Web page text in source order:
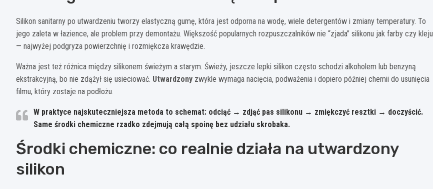
Silikon sanitarny po utwardzeniu tworzy elastyczną gumę, która jest odporna na wodę, wiele detergentów i zmiany temperatury. To
jego zaleta w łazience, ale problem przy demontażu. Większość popularnych rozpuszczalników nie “zjada” silikonu jak farby czy kleju
— najwyżej podgryza powierzchnię i rozmiękcza krawędzie.
Ważna jest też różnica między silikonem świeżym a starym. Świeży, jeszcze lepki silikon często schodzi alkoholem lub benzyną
ekstrakcyjną, bo nie zdążył się usieciować. Utwardzony zwykle wymaga nacięcia, podważenia i dopiero później chemii do usunięcia
filmu, który zostaje na podłożu.
W praktyce najskuteczniejsza metoda to schemat: odciąć → zdjąć pas silikonu → zmiękczyć resztki → doczyścić.
Same środki chemiczne rzadko zdejmują całą spoinę bez udziału skrobaka.
Środki chemiczne: co realnie działa na utwardzony
silikon